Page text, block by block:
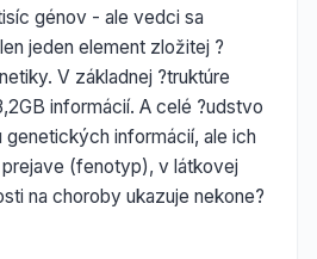
génov - ale vedci sa
jeden element zložitej ?
V základnej ?truktúre
informácií. A celé ?udstvo
informácií, ale ich
(fenotyp), v látkovej
na choroby ukazuje nekone?